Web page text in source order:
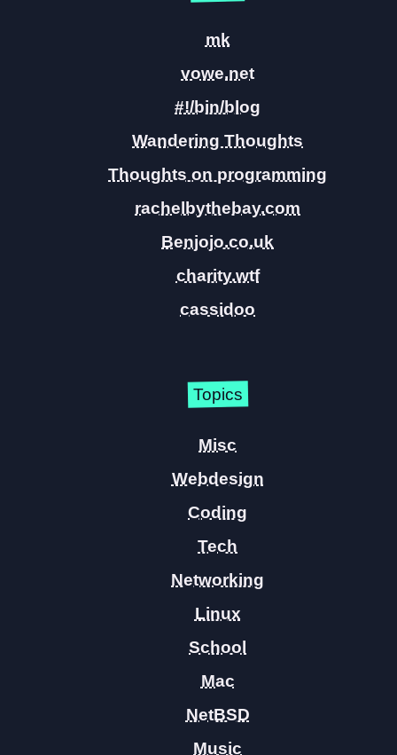
mk
vowe.net
#!/bin/blog
Wandering Thoughts
Thoughts on programming
rachelbythebay.com
Benjojo.co.uk
charity.wtf
cassidoo
Topics
Misc
Webdesign
Coding
Tech
Networking
Linux
School
Mac
NetBSD
Music